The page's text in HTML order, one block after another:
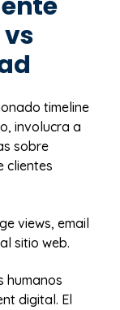
timeline
involucra a
sobre
clientes
views, email
sitio web.
humanos
digital. El